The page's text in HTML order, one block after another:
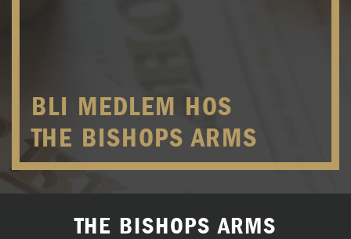
BLI MEDLEM HOS
THE BISHOPS ARMS
THE BISHOPS ARMS